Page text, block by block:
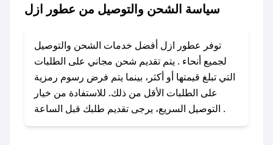
باستخدام تطبيق صحصح، يمكنك العثور بسهولة على
تواصل معنا عبر تويتر أو البريد الإلكتروني لإضافته
بسرعة.
### كيفية استخدام كود خصم عطور ازل؟
1. انسخ كود الخصم من تطبيق صحصح.
2. الصقه في خانة الدفع عند التسوق من عطور ازل.
سياسة الشحن والتوصيل من عطور ازل
توفر عطور ازل أفضل خدمات الشحن والتوصيل
لجميع أنحاء . يتم تقديم شحن مجاني على الطلبات
التي تبلغ قيمتها أو أكثر، بينما يتم فرض رسوم رمزية
على الطلبات الأقل من ذلك. للاستفادة من خيار
التوصيل السريع، يرجى تقديم طلبك قبل الساعة .